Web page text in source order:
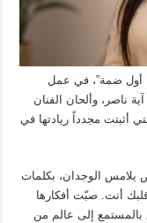
أول ضمة”، في عمل
ناصر، وألحان الفنان
أثبتت مجدداً ريادتها في
يلامس الوجدان، بكلمات
أنت. صبّت أفكارها
إلى عالم من